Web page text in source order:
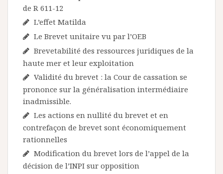
de R 611-12
L’effet Matilda
Le Brevet unitaire vu par l’OEB
Brevetabilité des ressources juridiques de la
haute mer et leur exploitation
Validité du brevet : la Cour de cassation se
prononce sur la généralisation intermédiaire
inadmissible.
Les actions en nullité du brevet et en
contrefaçon de brevet sont économiquement
rationnelles
Modification du brevet lors de l’appel de la
décision de l’INPI sur opposition